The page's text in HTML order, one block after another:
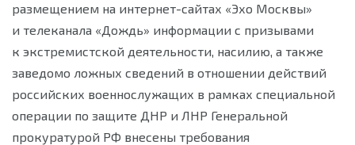
размещением на интернет-сайтах «Эхо Москвы»
и телеканала «Дождь» информации с призывами
к экстремистской деятельности, насилию, а также
заведомо ложных сведений в отношении действий
российских военнослужащих в рамках специальной
операции по защите ДНР и ЛНР Генеральной
прокуратурой РФ внесены требования